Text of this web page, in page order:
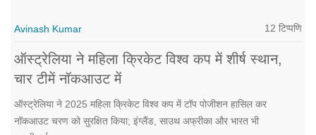
Avinash Kumar 12 टिप्पणि
ऑस्ट्रेलिया ने महिला क्रिकेट विश्व कप में शीर्ष स्थान,
चार टीमें नॉकआउट में
ऑस्ट्रेलिया ने 2025 महिला क्रिकेट विश्व कप में टॉप पोजीशन हासिल कर
नॉकआउट चरण को सुरक्षित किया; इंग्लैंड, साउथ अफ्रीका और भारत भी